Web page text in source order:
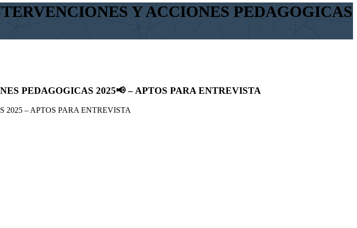
Y ACCIONES PEDAGOGICAS
PEDAGOGICAS 2025📢 – APTOS PARA ENTREVISTA
2025 – APTOS PARA ENTREVISTA